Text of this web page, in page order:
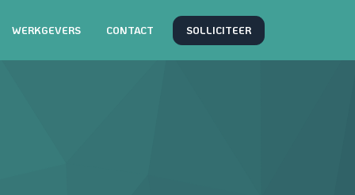
WERKGEVERS CONTACT SOLLICITEER